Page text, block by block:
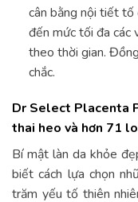
cân bằng nội tiết tố
đến mức tối đa các
theo thời gian.
chắc.
Dr Select Placenta
thai heo và hơn 71
Bí mật làn da khỏe
biết cách lựa chọn
trăm yếu tố thiên